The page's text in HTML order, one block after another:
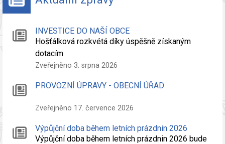
INVESTICE DO NAŠÍ OBCE
Hošťálková rozkvétá díky úspěšně získaným
dotacím
Zveřejněno 3. srpna 2026
PROVOZNÍ ÚPRAVY - OBECNÍ ÚŘAD
Zveřejněno 17. července 2026
Výpůjční doba během letních prázdnin 2026
Výpůjční doba během letních prázdnin 2026 bude